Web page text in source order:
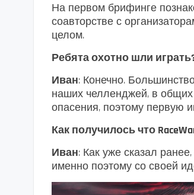
На первом брифинге
соавторстве с
целом.
Ребята охотно шли
Иван: Конечно.
наших челленджей, в
опасения, поэтому первую
Как получилось что
Иван: Как уже сказал
именно поэтому со своей